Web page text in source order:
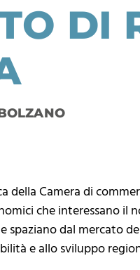
DI
della Camera di
che interessano il
spaziano dal mercato
e allo sviluppo